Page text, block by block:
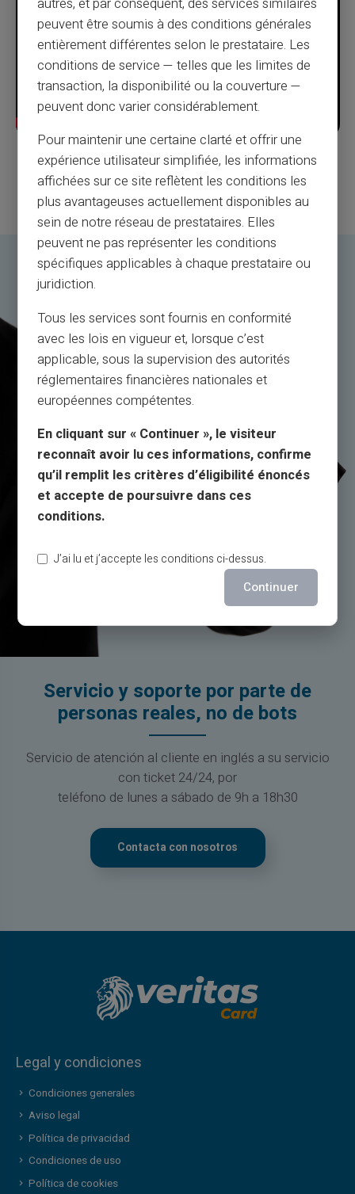
IBAN/RIB en 3 mins chrono
Servicio y soporte por parte de
personas reales, no de bots
Servicio de atención al cliente en inglés a su servicio
con ticket 24/24, por
teléfono de lunes a sábado de 9h a 18h30
Contacta con nosotros
Legal y condiciones
Condiciones generales
Aviso legal
Política de privacidad
Condiciones de uso
Política de cookies
autres, et par conséquent, des services similaires
peuvent être soumis à des conditions générales
entièrement différentes selon le prestataire. Les
conditions de service — telles que les limites de
transaction, la disponibilité ou la couverture —
peuvent donc varier considérablement.
Pour maintenir une certaine clarté et offrir une
expérience utilisateur simplifiée, les informations
affichées sur ce site reflètent les conditions les
plus avantageuses actuellement disponibles au
sein de notre réseau de prestataires. Elles
peuvent ne pas représenter les conditions
spécifiques applicables à chaque prestataire ou
juridiction.
Tous les services sont fournis en conformité
avec les lois en vigueur et, lorsque c’est
applicable, sous la supervision des autorités
réglementaires financières nationales et
européennes compétentes.
En cliquant sur « Continuer », le visiteur
reconnaît avoir lu ces informations, confirme
qu’il remplit les critères d’éligibilité énoncés
et accepte de poursuivre dans ces
conditions.
J’ai lu et j’accepte les conditions ci-dessus.
Continuer